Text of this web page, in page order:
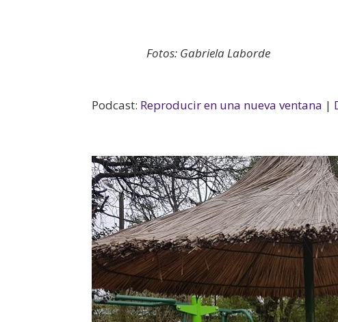
Fotos: Gabriela Laborde
Podcast: Reproducir en una nueva ventana |